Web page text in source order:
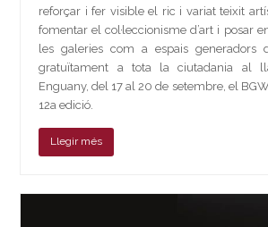
reforçar i fer visible el ric i variat teixit
fomentar el col·leccionisme d’art i posar
les galeries com a espais generadors
gratuïtament a tota la ciutadania al
Enguany, del 17 al 20 de setembre, el
12a edició.
Llegir més